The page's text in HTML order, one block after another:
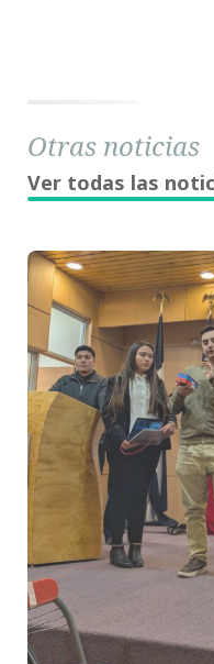
Otras noticias
Ver todas las